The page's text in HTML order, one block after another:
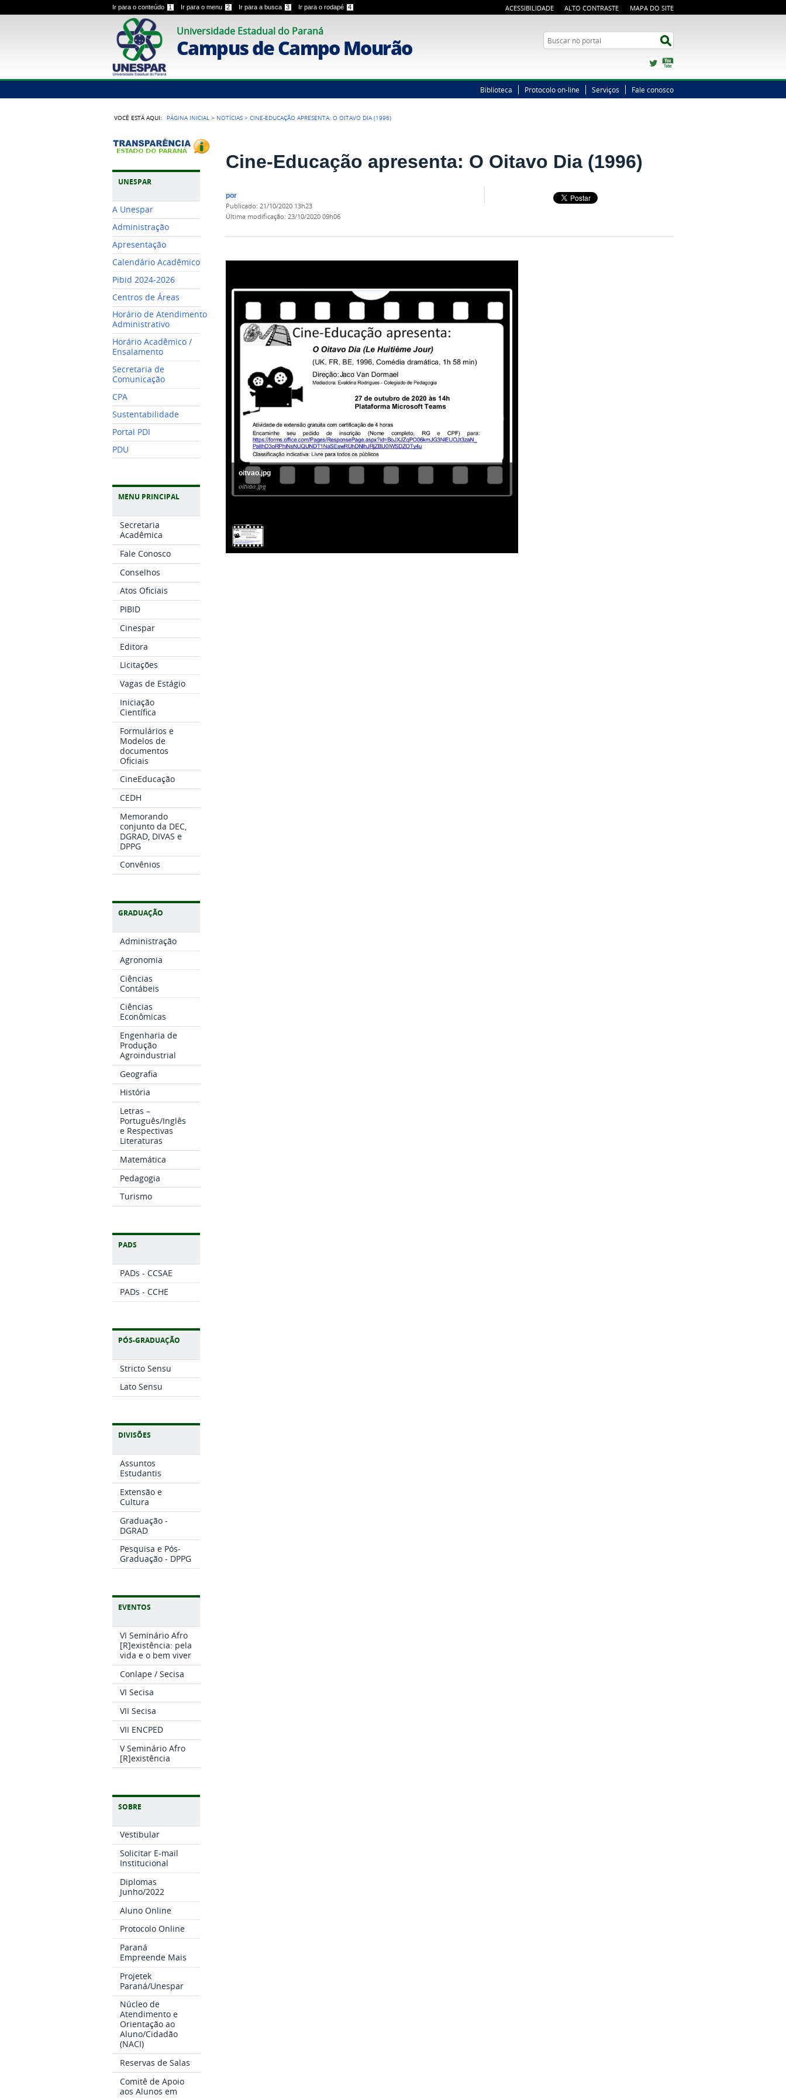
Ir para o conteúdo 1 Ir para o menu 2 Ir para a busca 3 Ir para o rodapé 4 ACESSIBILIDADE ALTO CONTRASTE MAPA DO SITE
Universidade Estadual do Paraná
Campus de Campo Mourão Busca
Twitter
Biblioteca Protocolo on-line Serviços Fale conosco
VOCÊ ESTÁ AQUI: PÁGINA INICIAL > NOTÍCIAS >CINE-EDUCAÇÃO APRESENTA: O OITAVO DIA (1996)
UNESPAR
A Unespar
Administração
Apresentação
Calendário Acadêmico
Pibid 2024-2026
Centros de Áreas
Horário de Atendimento
Administrativo
Horário Acadêmico /
Ensalamento
Secretaria de
Comunicação
CPA
Sustentabilidade
Portal PDI
PDU
MENU PRINCIPAL
Secretaria
Acadêmica
Fale Conosco
Conselhos
Atos Oficiais
PIBID
Cinespar
Editora
Licitações
Vagas de Estágio
Iniciação
Científica
Formulários e
Modelos de
documentos
Oficiais
CineEducação
CEDH
Memorando
conjunto da DEC,
DGRAD, DIVAS e
DPPG
Convênios
GRADUAÇÃO
Administração
Agronomia
Ciências
Contábeis
Ciências
Econômicas
Engenharia de
Produção
Agroindustrial
Geografia
História
Letras –
Português/Inglês
e Respectivas
Literaturas
Matemática
Pedagogia
Turismo
PADS
PADs - CCSAE
PADs - CCHE
PÓS-GRADUAÇÃO
Stricto Sensu
Lato Sensu
DIVISÕES
Assuntos
Estudantis
Extensão e
Cultura
Graduação -
DGRAD
Pesquisa e Pós-
Graduação - DPPG
EVENTOS
VI Seminário Afro
[R]existência: pela
vida e o bem viver
Conlape / Secisa
VI Secisa
VII Secisa
VII ENCPED
V Seminário Afro
[R]existência
SOBRE
Vestibular
Solicitar E-mail
Institucional
Diplomas
Junho/2022
Aluno Online
Protocolo Online
Paraná
Empreende Mais
Projetek
Paraná/Unespar
Núcleo de
Atendimento e
Orientação ao
Aluno/Cidadão
(NACI)
Reservas de Salas
Comitê de Apoio
aos Alunos em
Cine-Educação apresenta: O Oitavo Dia (1996)
por
publicado:21/10/2020 13h23
última modificação:23/10/2020 09h06
oitvao.jpg
oitvao.jpg